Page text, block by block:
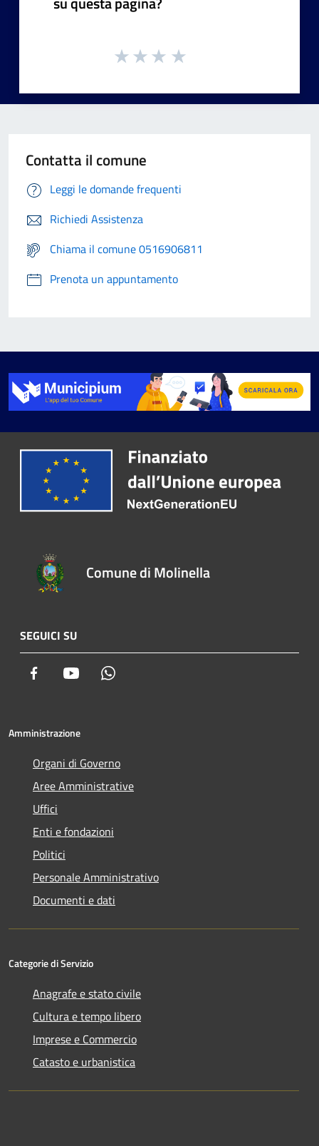
Contatta il comune
Leggi le domande frequenti
Richiedi Assistenza
Chiama il comune 0516906811
Prenota un appuntamento
Comune di Molinella
SEGUICI SU
Facebook Youtube
Amministrazione
Organi di Governo
Aree Amministrative
Uffici
Enti e fondazioni
Politici
Personale Amministrativo
Documenti e dati
Categorie di Servizio
Anagrafe e stato civile
Cultura e tempo libero
Imprese e Commercio
Catasto e urbanistica